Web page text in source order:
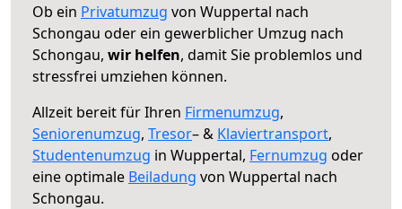
Ob ein Privatumzug von Wuppertal nach
Schongau oder ein gewerblicher Umzug nach
Schongau, wir helfen, damit Sie problemlos und
stressfrei umziehen können.
Allzeit bereit für Ihren Firmenumzug,
Seniorenumzug, Tresor– & Klaviertransport,
Studentenumzug in Wuppertal, Fernumzug oder
eine optimale Beiladung von Wuppertal nach
Schongau.